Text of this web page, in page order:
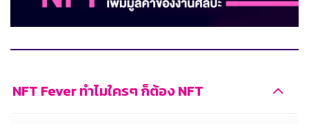
NFT Fever ทำไมใครๆ ก็ต้อง NFT